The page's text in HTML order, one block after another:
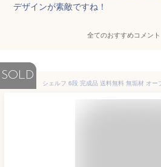
デザインが素敵ですね！
全てのおすすめコメント
SOLD